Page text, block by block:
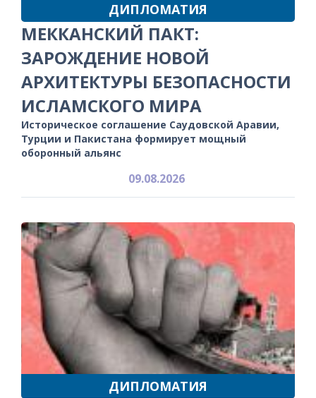
ДИПЛОМАТИЯ
МЕККАНСКИЙ ПАКТ:
ЗАРОЖДЕНИЕ НОВОЙ
АРХИТЕКТУРЫ БЕЗОПАСНОСТИ
ИСЛАМСКОГО МИРА
Историческое соглашение Саудовской Аравии,
Турции и Пакистана формирует мощный
оборонный альянс
09.08.2026
ДИПЛОМАТИЯ